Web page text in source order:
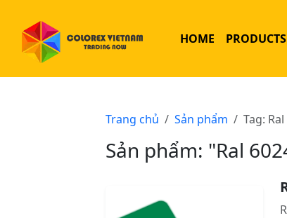
HOME PRODUCTS
Trang chủ Sản phẩm Tag:
Sản phẩm: "Ral